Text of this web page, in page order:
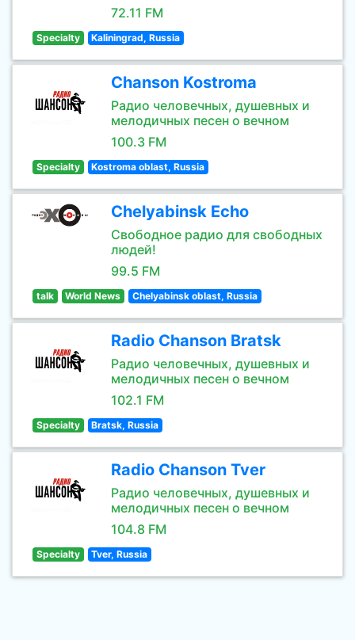
72.11 FM
Specialty Kaliningrad, Russia
Chanson Kostroma
Радио человечных, душевных и
мелодичных песен о вечном
100.3 FM
Specialty Kostroma oblast, Russia
Chelyabinsk Echo
Свободное радио для свободных
людей!
99.5 FM
talk World News Chelyabinsk oblast, Russia
Radio Chanson Bratsk
Радио человечных, душевных и
мелодичных песен о вечном
102.1 FM
Specialty Bratsk, Russia
Radio Chanson Tver
Радио человечных, душевных и
мелодичных песен о вечном
104.8 FM
Specialty Tver, Russia